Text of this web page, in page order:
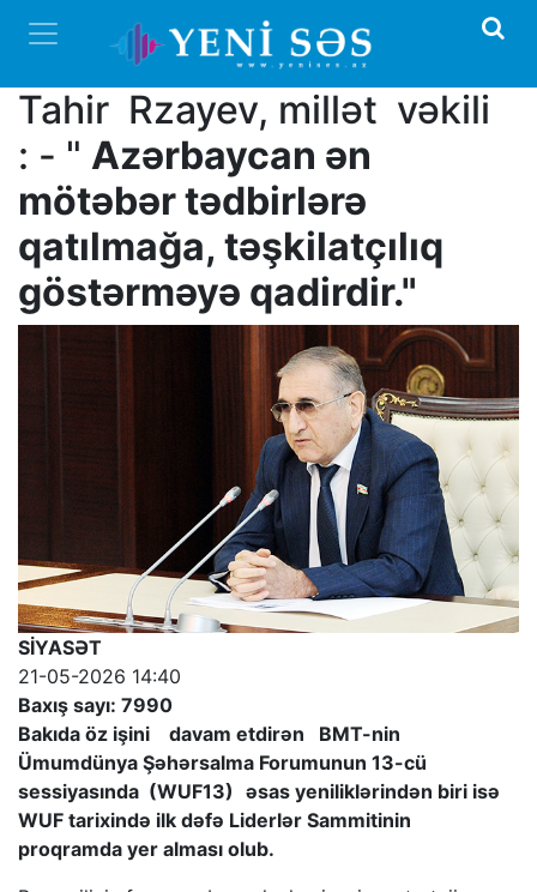
Tahir Rzayev, millət vəkili
: - " Azərbaycan ən
mötəbər tədbirlərə
qatılmağa, təşkilatçılıq
göstərməyə qadirdir."
SİYASƏT
21-05-2026 14:40
Baxış sayı: 7990
Bakıda öz işini davam etdirən BMT-nin
Ümumdünya Şəhərsalma Forumunun 13-cü
sessiyasında (WUF13) əsas yeniliklərindən biri isə
WUF tarixində ilk dəfə Liderlər Sammitinin
proqramda yer alması olub.